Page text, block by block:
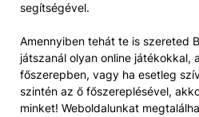
segítségével.
Amennyiben tehát te is szereted
játszanál olyan online játékokkal,
főszerepben, vagy ha esetleg
szintén az ő főszereplésével,
minket! Weboldalunkat